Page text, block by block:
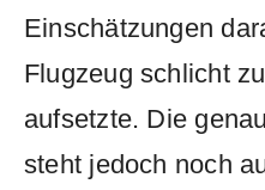
Einschätzungen
Flugzeug schlicht
aufsetzte. Die
steht jedoch noch